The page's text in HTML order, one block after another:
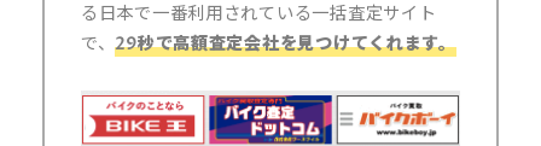
る日本で一番利用されている一括査定サイト
で、29秒で高額査定会社を見つけてくれます。